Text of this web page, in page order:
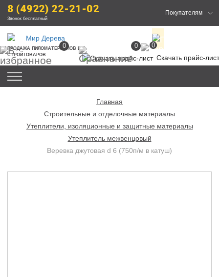
8 (4922) 22-21-02
Звонок бесплатный
Покупателям
ПРОДАЖА ПИЛОМАТЕРИАЛОВ И
СТРОЙТОВАРОВ
Скачать прайс-лист
0 0 0
Главная
Строительные и отделочные материалы
Утеплители, изоляционные и защитные материалы
Утеплитель межвенцовый
Веревка джутовая d 6 (750п/м в катуш)